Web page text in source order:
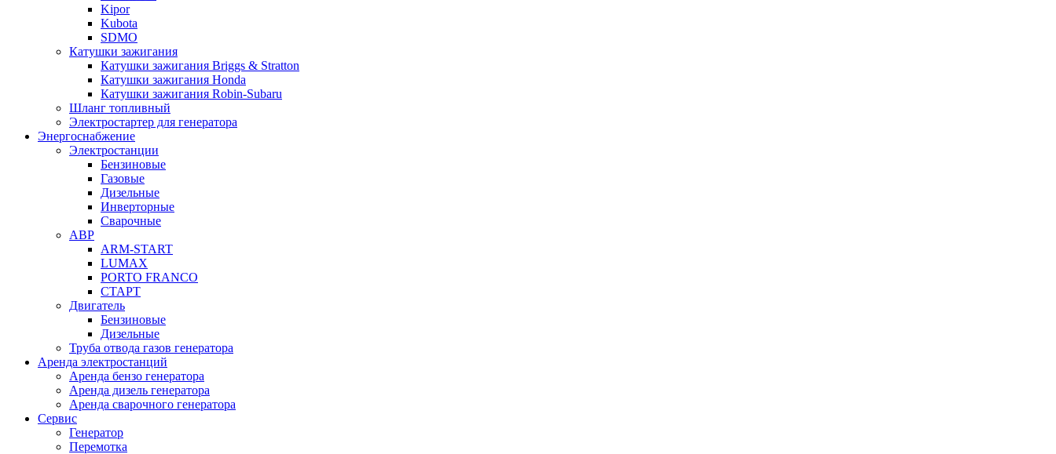
Kipor
Kubota
SDMO
Катушки зажигания
Катушки зажигания Briggs & Stratton
Катушки зажигания Honda
Катушки зажигания Robin-Subaru
Шланг топливный
Электростартер для генератора
Энергоснабжение
Электростанции
Бензиновые
Газовые
Дизельные
Инверторные
Сварочные
АВР
ARM-START
LUMAX
PORTO FRANCO
СТАРТ
Двигатель
Бензиновые
Дизельные
Труба отвода газов генератора
Аренда электростанций
Аренда бензо генератора
Аренда дизель генератора
Аренда сварочного генератора
Сервис
Генератор
Перемотка